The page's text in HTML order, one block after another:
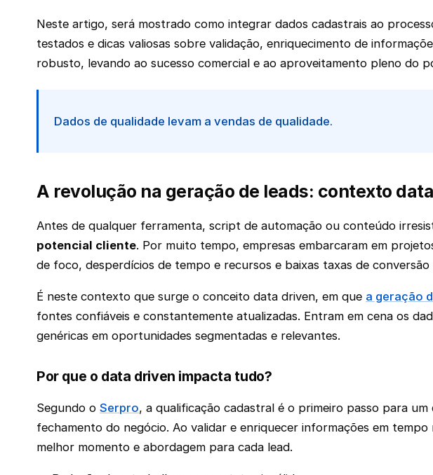
Neste artigo, será mostrado como integrar dados cadastrais ao
testados e dicas valiosas sobre validação, enriquecimento de
robusto, levando ao sucesso comercial e ao aproveitamento pleno do
Dados de qualidade levam a vendas de qualidade.
A revolução na geração de leads: contexto
Antes de qualquer ferramenta, script de automação ou conteúdo
potencial cliente. Por muito tempo, empresas embarcaram em
de foco, desperdícios de tempo e recursos e baixas taxas de
É neste contexto que surge o conceito data driven, em que a geração
fontes confiáveis e constantemente atualizadas. Entram em cena os
genéricas em oportunidades segmentadas e relevantes.
Por que o data driven impacta tudo?
Segundo o Serpro, a qualificação cadastral é o primeiro passo para
fechamento do negócio. Ao validar e enriquecer informações em
melhor momento e abordagem para cada lead.